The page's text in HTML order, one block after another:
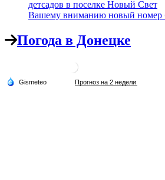
детсадов в поселке Новый Свет
Вашему вниманию новый
Погода в Донецке